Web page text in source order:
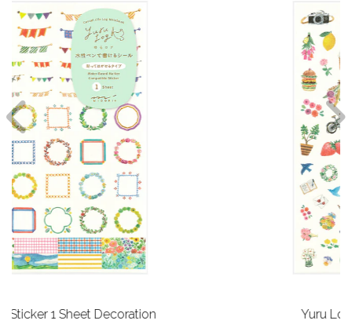
Yuru Log Sticker 1 Sheet Motif